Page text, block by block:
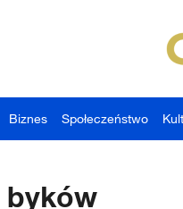
Biznes Społeczeństwo
byków